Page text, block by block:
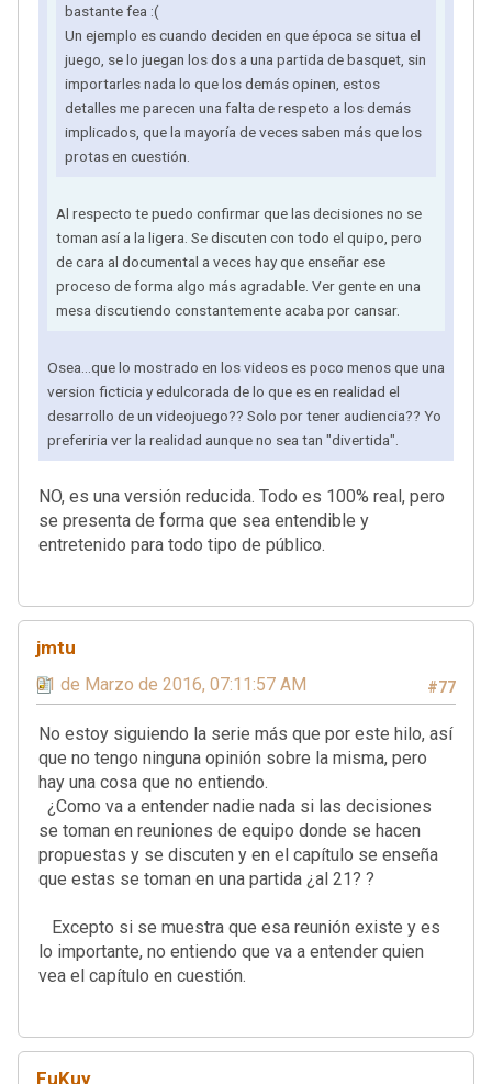
bastante fea :(
Un ejemplo es cuando deciden en que época se situa el
juego, se lo juegan los dos a una partida de basquet, sin
importarles nada lo que los demás opinen, estos
detalles me parecen una falta de respeto a los demás
implicados, que la mayoría de veces saben más que los
protas en cuestión.
Al respecto te puedo confirmar que las decisiones no se
toman así a la ligera. Se discuten con todo el quipo, pero
de cara al documental a veces hay que enseñar ese
proceso de forma algo más agradable. Ver gente en una
mesa discutiendo constantemente acaba por cansar.
Osea...que lo mostrado en los videos es poco menos que una
version ficticia y edulcorada de lo que es en realidad el
desarrollo de un videojuego?? Solo por tener audiencia?? Yo
preferiria ver la realidad aunque no sea tan "divertida".
NO, es una versión reducida. Todo es 100% real, pero
se presenta de forma que sea entendible y
entretenido para todo tipo de público.
jmtu
#77
01 de Marzo de 2016, 07:11:57 AM
No estoy siguiendo la serie más que por este hilo, así
que no tengo ninguna opinión sobre la misma, pero
hay una cosa que no entiendo.
¿Como va a entender nadie nada si las decisiones
se toman en reuniones de equipo donde se hacen
propuestas y se discuten y en el capítulo se enseña
que estas se toman en una partida ¿al 21? ?
Excepto si se muestra que esa reunión existe y es
lo importante, no entiendo que va a entender quien
vea el capítulo en cuestión.
FuKuy